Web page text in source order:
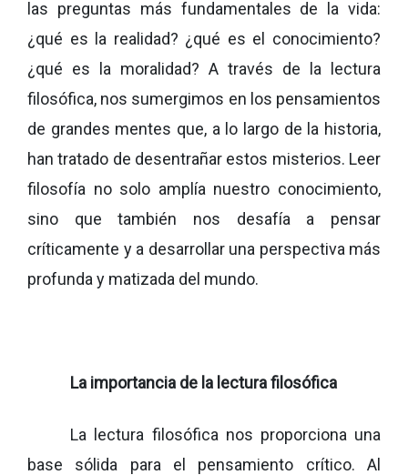
las preguntas más fundamentales de la vida:
¿qué es la realidad? ¿qué es el conocimiento?
¿qué es la moralidad? A través de la lectura
filosófica, nos sumergimos en los pensamientos
de grandes mentes que, a lo largo de la historia,
han tratado de desentrañar estos misterios. Leer
filosofía no solo amplía nuestro conocimiento,
sino que también nos desafía a pensar
críticamente y a desarrollar una perspectiva más
profunda y matizada del mundo.
La importancia de la lectura filosófica
La lectura filosófica nos proporciona una
base sólida para el pensamiento crítico. Al